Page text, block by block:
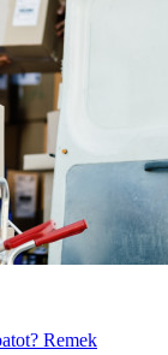
Remek